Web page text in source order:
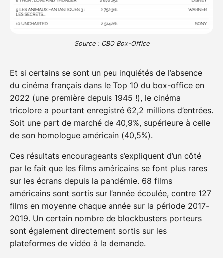
Source : CBO Box-Office
Et si certains se sont un peu inquiétés de l’absence
du cinéma français dans le Top 10 du box-office en
2022 (une première depuis 1945 !), le cinéma
tricolore a pourtant enregistré 62,2 millions d’entrées.
Soit une part de marché de 40,9%, supérieure à celle
de son homologue américain (40,5%).
Ces résultats encourageants s’expliquent d’un côté
par le fait que les films américains se font plus rares
sur les écrans depuis la pandémie. 68 films
américains sont sortis sur l’année écoulée, contre 127
films en moyenne chaque année sur la période 2017-
2019. Un certain nombre de blockbusters porteurs
sont également directement sortis sur les
plateformes de vidéo à la demande.